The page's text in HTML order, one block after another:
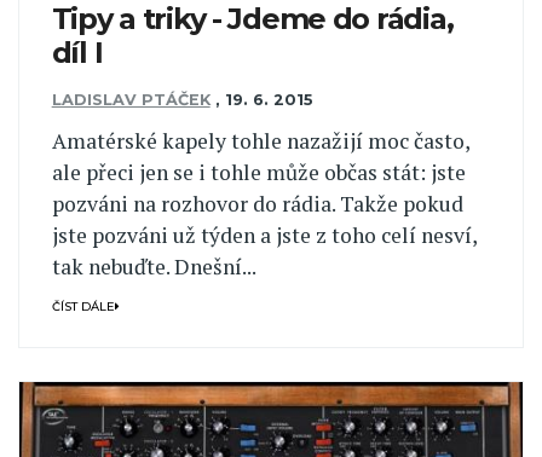
Tipy a triky - Jdeme do rádia,
díl I
LADISLAV PTÁČEK , 19. 6. 2015
Amatérské kapely tohle nazažijí moc často,
ale přeci jen se i tohle může občas stát: jste
pozváni na rozhovor do rádia. Takže pokud
jste pozváni už týden a jste z toho celí nesví,
tak nebuďte. Dnešní...
ČÍST DÁLE